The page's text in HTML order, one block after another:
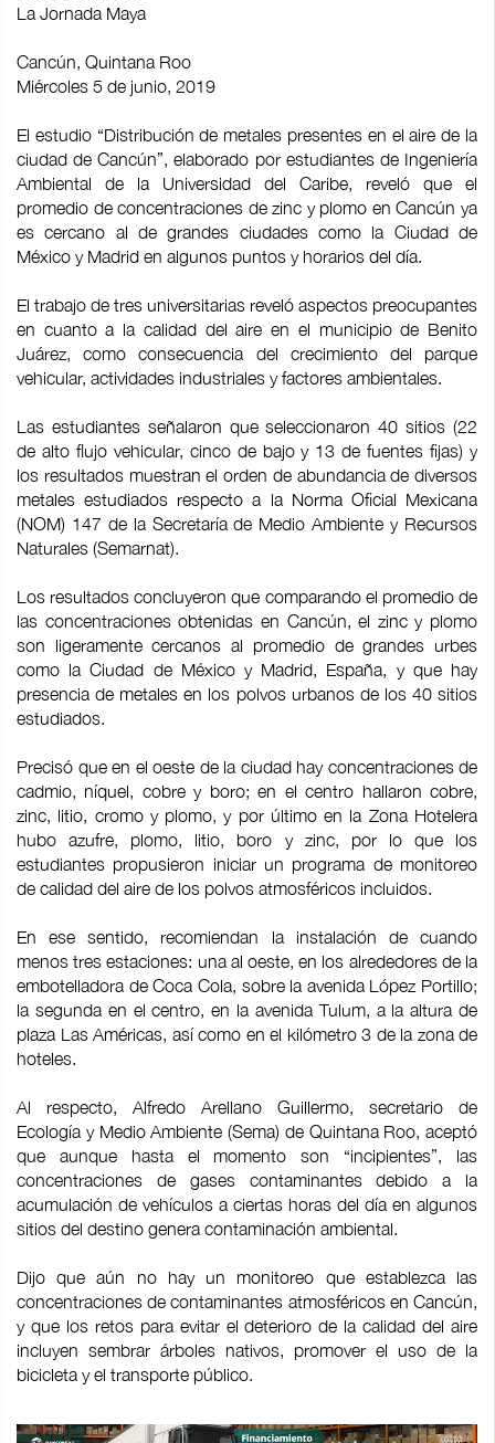
La Jornada Maya
Cancún, Quintana Roo
Miércoles 5 de junio, 2019
El estudio “Distribución de metales presentes en el aire de la
ciudad de Cancún”, elaborado por estudiantes de Ingeniería
Ambiental de la Universidad del Caribe, reveló que el
promedio de concentraciones de zinc y plomo en Cancún ya
es cercano al de grandes ciudades como la Ciudad de
México y Madrid en algunos puntos y horarios del día.
El trabajo de tres universitarias reveló aspectos preocupantes
en cuanto a la calidad del aire en el municipio de Benito
Juárez, como consecuencia del crecimiento del parque
vehicular, actividades industriales y factores ambientales.
Las estudiantes señalaron que seleccionaron 40 sitios (22
de alto flujo vehicular, cinco de bajo y 13 de fuentes fijas) y
los resultados muestran el orden de abundancia de diversos
metales estudiados respecto a la Norma Oficial Mexicana
(NOM) 147 de la Secretaría de Medio Ambiente y Recursos
Naturales (Semarnat).
Los resultados concluyeron que comparando el promedio de
las concentraciones obtenidas en Cancún, el zinc y plomo
son ligeramente cercanos al promedio de grandes urbes
como la Ciudad de México y Madrid, España, y que hay
presencia de metales en los polvos urbanos de los 40 sitios
estudiados.
Precisó que en el oeste de la ciudad hay concentraciones de
cadmio, níquel, cobre y boro; en el centro hallaron cobre,
zinc, litio, cromo y plomo, y por último en la Zona Hotelera
hubo azufre, plomo, litio, boro y zinc, por lo que los
estudiantes propusieron iniciar un programa de monitoreo
de calidad del aire de los polvos atmosféricos incluidos.
En ese sentido, recomiendan la instalación de cuando
menos tres estaciones: una al oeste, en los alrededores de la
embotelladora de Coca Cola, sobre la avenida López Portillo;
la segunda en el centro, en la avenida Tulum, a la altura de
plaza Las Américas, así como en el kilómetro 3 de la zona de
hoteles.
Al respecto, Alfredo Arellano Guillermo, secretario de
Ecología y Medio Ambiente (Sema) de Quintana Roo, aceptó
que aunque hasta el momento son “incipientes”, las
concentraciones de gases contaminantes debido a la
acumulación de vehículos a ciertas horas del día en algunos
sitios del destino genera contaminación ambiental.
Dijo que aún no hay un monitoreo que establezca las
concentraciones de contaminantes atmosféricos en Cancún,
y que los retos para evitar el deterioro de la calidad del aire
incluyen sembrar árboles nativos, promover el uso de la
bicicleta y el transporte público.